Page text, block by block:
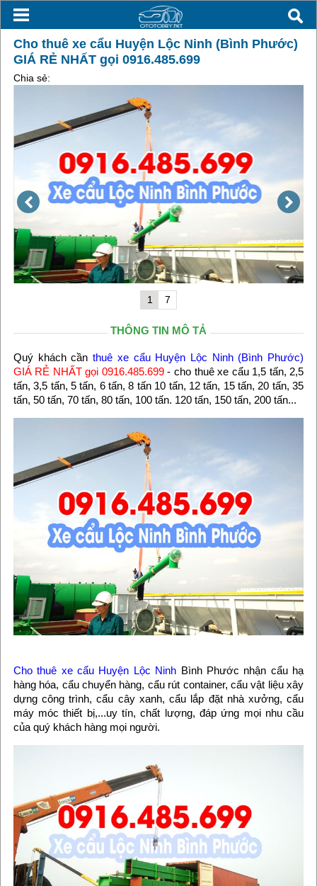
Cho thuê xe cẩu Huyện Lộc Ninh (Bình Phước)
GIÁ RẺ NHẤT gọi 0916.485.699
Chia sẻ:
1 7
THÔNG TIN MÔ TẢ
Quý khách cầnthuê xe cẩu Huyện Lộc Ninh (Bình Phước)
GIÁ RẺ NHẤT gọi 0916.485.699- cho thuê xe cẩu 1,5 tấn, 2,5
tấn, 3,5 tấn, 5 tấn, 6 tấn, 8 tấn 10 tấn, 12 tấn, 15 tấn, 20 tấn, 35
tấn, 50 tấn, 70 tấn, 80 tấn, 100 tấn. 120 tấn, 150 tấn, 200 tấn...
Cho thuê xe cẩu Huyện Lộc Ninh Bình Phước nhận cẩu hạ
hàng hóa, cẩu chuyển hàng, cẩu rút container, cẩu vật liệu xây
dựng công trình, cẩu cây xanh, cẩu lắp đặt nhà xưởng, cẩu
máy móc thiết bị,...uy tín, chất lượng, đáp ứng mọi nhu cầu
của quý khách hàng mọi người.